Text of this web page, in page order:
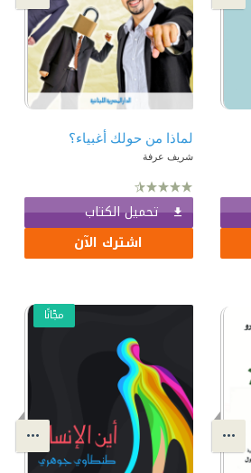
لماذا من حولك أغبياء؟
شريف عرفة
تحميل الكتاب
اشترك الآن
مجّانًا